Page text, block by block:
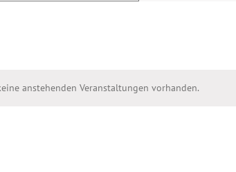
anstehenden Veranstaltungen vorhanden.